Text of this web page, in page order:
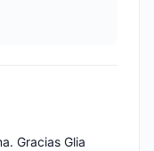
Gracias Glia